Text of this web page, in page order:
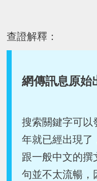
查證解釋：
網傳訊息原始
搜索關鍵字可以
年就已經出現了
跟一般中文的撰
句並不太流暢，